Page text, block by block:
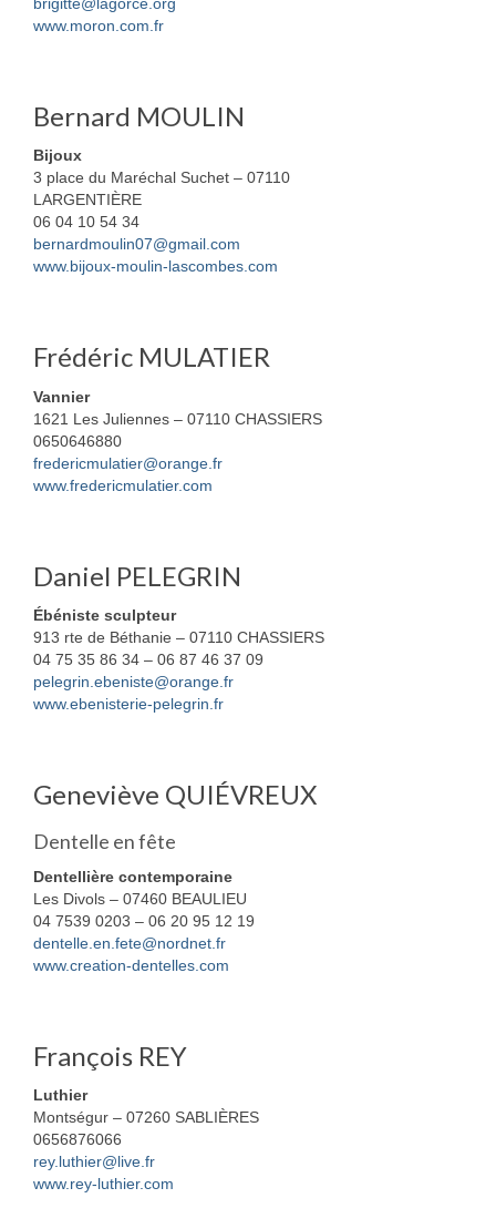
www.moron.com.fr
Bernard MOULIN
Bijoux
3 place du Maréchal Suchet – 07110
LARGENTIÈRE
06 04 10 54 34
bernardmoulin07@gmail.com
www.bijoux-moulin-lascombes.com
Frédéric MULATIER
Vannier
1621 Les Juliennes – 07110 CHASSIERS
0650646880
fredericmulatier@orange.fr
www.fredericmulatier.com
Daniel PELEGRIN
Ébéniste sculpteur
913 rte de Béthanie – 07110 CHASSIERS
04 75 35 86 34 – 06 87 46 37 09
pelegrin.ebeniste@orange.fr
www.ebenisterie-pelegrin.fr
Geneviève QUIÉVREUX
Dentelle en fête
Dentellière contemporaine
Les Divols – 07460 BEAULIEU
04 7539 0203 – 06 20 95 12 19
dentelle.en.fete@nordnet.fr
www.creation-dentelles.com
François REY
Luthier
Montségur – 07260 SABLIÈRES
0656876066
rey.luthier@live.fr
www.rey-luthier.com